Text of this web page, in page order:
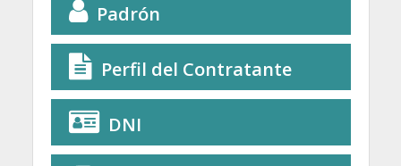
Padrón
Perfil del Contratante
DNI